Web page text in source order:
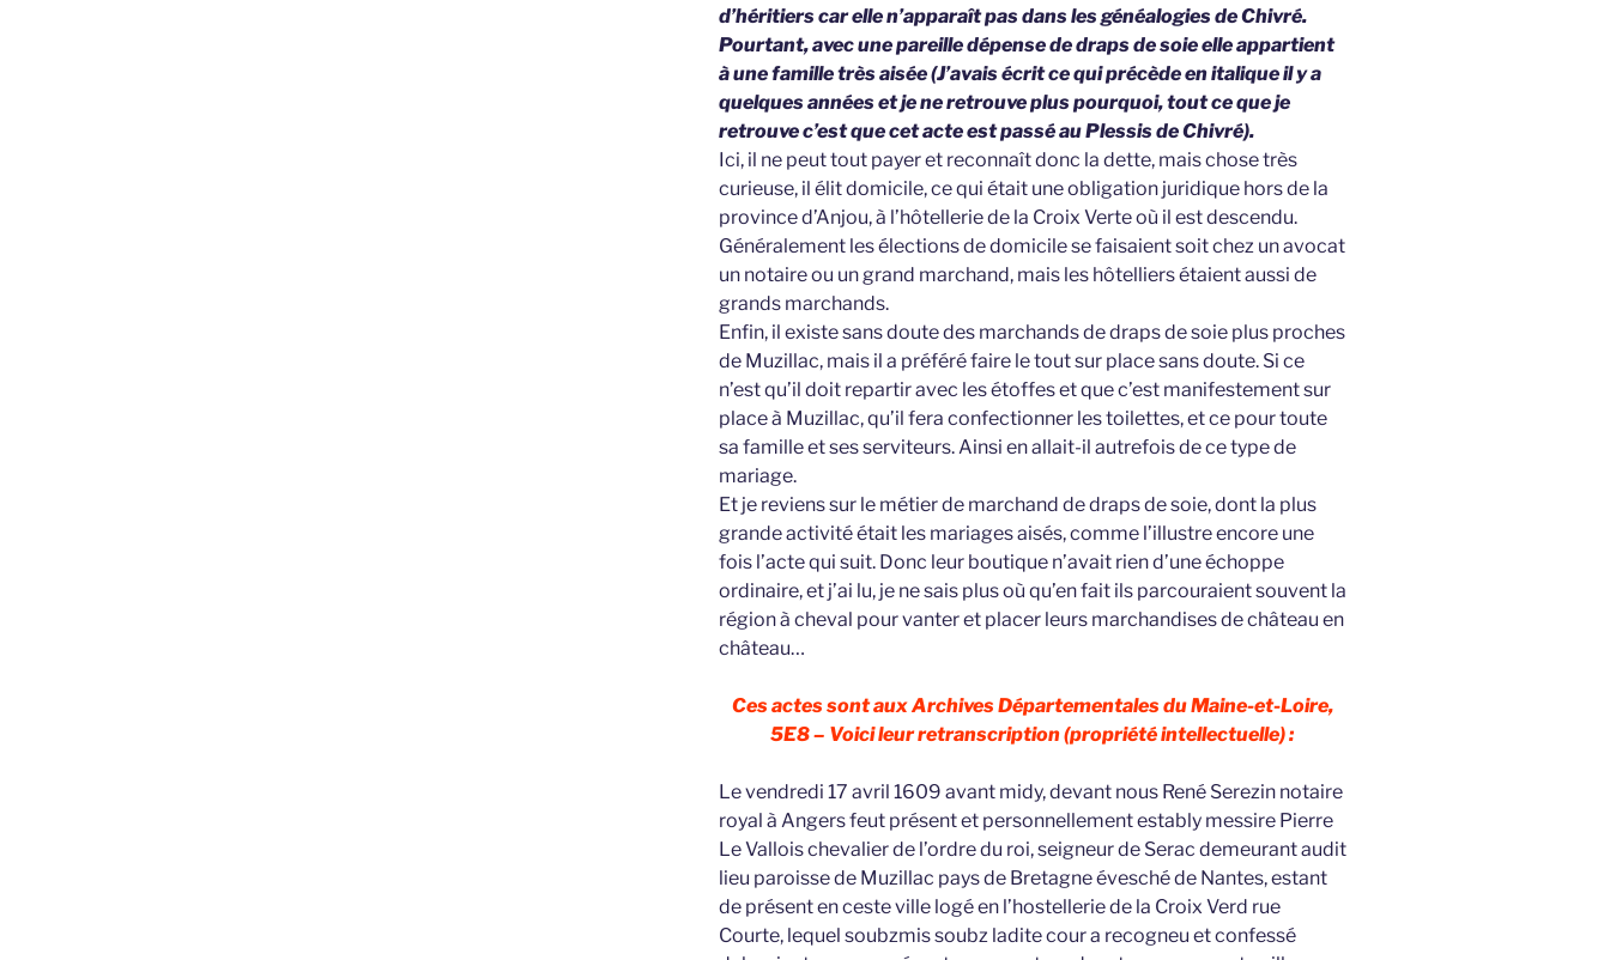
d’héritiers car elle n’apparaît pas dans les généalogies de Chivré.
Pourtant, avec une pareille dépense de draps de soie elle appartient
à une famille très aisée (J’avais écrit ce qui précède en italique il y a
quelques années et je ne retrouve plus pourquoi, tout ce que je
retrouve c’est que cet acte est passé au Plessis de Chivré).
Ici, il ne peut tout payer et reconnaît donc la dette, mais chose très
curieuse, il élit domicile, ce qui était une obligation juridique hors de la
province d’Anjou, à l’hôtellerie de la Croix Verte où il est descendu.
Généralement les élections de domicile se faisaient soit chez un avocat
un notaire ou un grand marchand, mais les hôtelliers étaient aussi de
grands marchands.
Enfin, il existe sans doute des marchands de draps de soie plus proches
de Muzillac, mais il a préféré faire le tout sur place sans doute. Si ce
n’est qu’il doit repartir avec les étoffes et que c’est manifestement sur
place à Muzillac, qu’il fera confectionner les toilettes, et ce pour toute
sa famille et ses serviteurs. Ainsi en allait-il autrefois de ce type de
mariage.
Et je reviens sur le métier de marchand de draps de soie, dont la plus
grande activité était les mariages aisés, comme l’illustre encore une
fois l’acte qui suit. Donc leur boutique n’avait rien d’une échoppe
ordinaire, et j’ai lu, je ne sais plus où qu’en fait ils parcouraient souvent la
région à cheval pour vanter et placer leurs marchandises de château en
château…
Ces actes sont aux Archives Départementales du Maine-et-Loire,
5E8 – Voici leur retranscription (propriété intellectuelle) :
Le vendredi 17 avril 1609 avant midy, devant nous René Serezin notaire
royal à Angers feut présent et personnellement estably messire Pierre
Le Vallois chevalier de l’ordre du roi, seigneur de Serac demeurant audit
lieu paroisse de Muzillac pays de Bretagne évesché de Nantes, estant
de présent en ceste ville logé en l’hostellerie de la Croix Verd rue
Courte, lequel soubzmis soubz ladite cour a recogneu et confessé